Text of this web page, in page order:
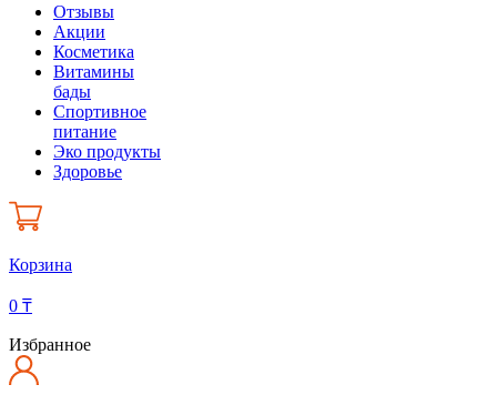
Отзывы
Акции
Косметика
Витамины
бады
Спортивное
питание
Эко продукты
Здоровье
Корзина
0 ₸
Избранное